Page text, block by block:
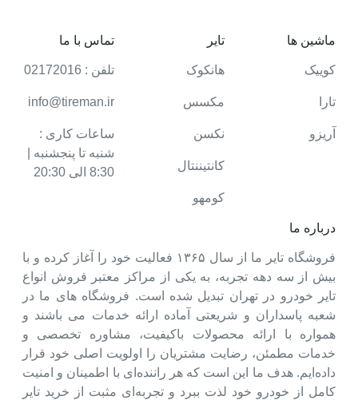
درباره ما
فروشگاه تایر ما از سال ۱۳۶۵ فعالیت خود را آغاز کرده و با
بیش از سه دهه تجربه، به یکی از مراکز معتبر فروش انواع
تایر خودرو در تهران تبدیل شده است. فروشگاه های ما در
شعبه پاسداران و شریعتی آماده ارائه خدمات می باشند و
همواره با ارائه محصولات باکیفیت، مشاوره تخصصی و
خدمات مطمئن، رضایت مشتریان را اولویت اصلی خود قرار
داده‌ایم. هدف ما این است که هر راننده‌ای با اطمینان و امنیت
کامل از خودرو خود لذت ببرد و تجربه‌ای مثبت از خرید تایر
ماشین ها
کوییک
تارا
آریزو
تایر
هانکوک
مکسس
نکسن
کانتیننتال
کومهو
تماس با ما
تلفن : 02172016
info@tireman.ir
ساعات کاری :
شنبه تا پنجشنبه |
8:30 الی 20:30